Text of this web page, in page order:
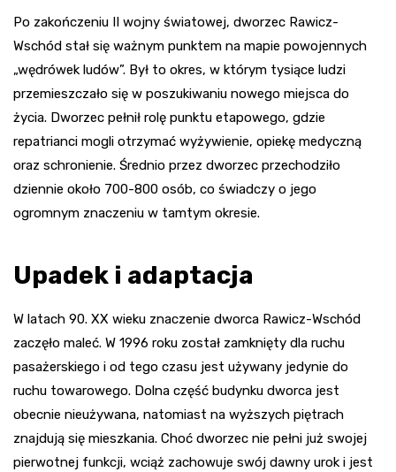
Po zakończeniu II wojny światowej, dworzec Rawicz-
Wschód stał się ważnym punktem na mapie powojennych
„wędrówek ludów”. Był to okres, w którym tysiące ludzi
przemieszczało się w poszukiwaniu nowego miejsca do
życia. Dworzec pełnił rolę punktu etapowego, gdzie
repatrianci mogli otrzymać wyżywienie, opiekę medyczną
oraz schronienie. Średnio przez dworzec przechodziło
dziennie około 700-800 osób, co świadczy o jego
ogromnym znaczeniu w tamtym okresie.
Upadek i adaptacja
W latach 90. XX wieku znaczenie dworca Rawicz-Wschód
zaczęło maleć. W 1996 roku został zamknięty dla ruchu
pasażerskiego i od tego czasu jest używany jedynie do
ruchu towarowego. Dolna część budynku dworca jest
obecnie nieużywana, natomiast na wyższych piętrach
znajdują się mieszkania. Choć dworzec nie pełni już swojej
pierwotnej funkcji, wciąż zachowuje swój dawny urok i jest